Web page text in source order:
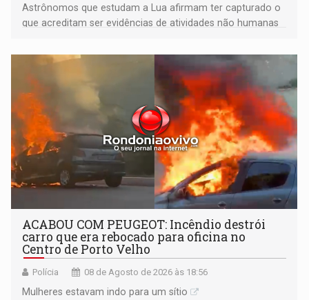
Astrônomos que estudam a Lua afirmam ter capturado o
que acreditam ser evidências de atividades não humanas
órbita
ACABOU COM PEUGEOT: Incêndio destrói
carro que era rebocado para oficina no
Centro de Porto Velho
Polícia 08 de Agosto de 2026 às 18:56
Mulheres estavam indo para um sítio